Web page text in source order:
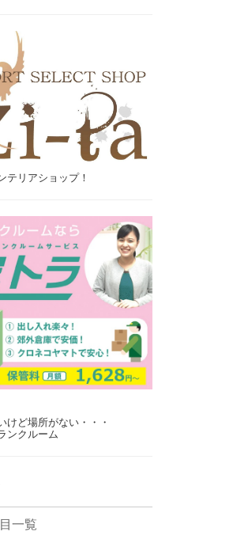
テリアショップ！
けど場所がない・・・
ンクルーム
一覧